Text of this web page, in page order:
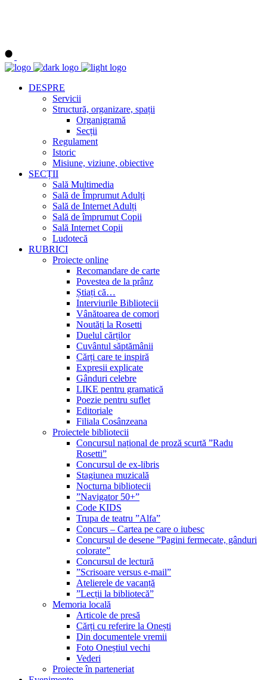
DESPRE
Servicii
Structură, organizare, spații
Organigramă
Secții
Regulament
Istoric
Misiune, viziune, obiective
SECȚII
Sală Multimedia
Sală de Împrumut Adulți
Sală de Internet Adulți
Sală de împrumut Copii
Sală Internet Copii
Ludotecă
RUBRICI
Proiecte online
Recomandare de carte
Povestea de la prânz
Știați că…
Interviurile Bibliotecii
Vânătoarea de comori
Noutăți la Rosetti
Duelul cărților
Cuvântul săptămânii
Cărți care te inspiră
Expresii explicate
Gânduri celebre
LIKE pentru gramatică
Poezie pentru suflet
Editoriale
Filiala Cosânzeana
Proiectele bibliotecii
Concursul național de proză scurtă ”Radu
Rosetti”
Concursul de ex-libris
Stagiunea muzicală
Nocturna bibliotecii
”Navigator 50+”
Code KIDS
Trupa de teatru ”Alfa”
Concurs – Cartea pe care o iubesc
Concursul de desene ”Pagini fermecate, gânduri
colorate”
Concursul de lectură
”Scrisoare versus e-mail”
Atelierele de vacanță
”Lecții la bibliotecă”
Memoria locală
Articole de presă
Cărți cu referire la Onești
Din documentele vremii
Foto Oneștiul vechi
Vederi
Proiecte în parteneriat